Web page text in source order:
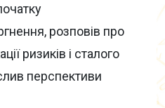
розповів про
ризиків і сталого
перспективи